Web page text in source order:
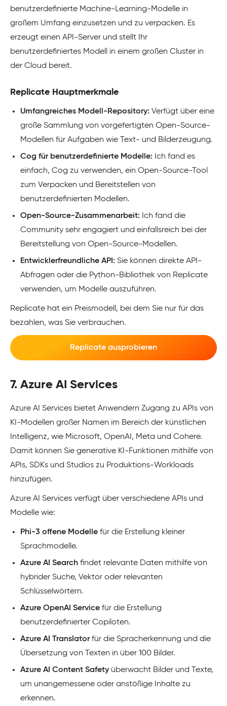
benutzerdefinierte Machine-Learning-Modelle in
großem Umfang einzusetzen und zu verpacken. Es
erzeugt einen API-Server und stellt Ihr
benutzerdefiniertes Modell in einem großen Cluster in
der Cloud bereit.
Replicate Hauptmerkmale
Umfangreiches Modell-Repository: Verfügt über eine
große Sammlung von vorgefertigten Open-Source-
Modellen für Aufgaben wie Text- und Bilderzeugung.
Cog für benutzerdefinierte Modelle: Ich fand es
einfach, Cog zu verwenden, ein Open-Source-Tool
zum Verpacken und Bereitstellen von
benutzerdefinierten Modellen.
Open-Source-Zusammenarbeit: Ich fand die
Community sehr engagiert und einfallsreich bei der
Bereitstellung von Open-Source-Modellen.
Entwicklerfreundliche API: Sie können direkte API-
Abfragen oder die Python-Bibliothek von Replicate
verwenden, um Modelle auszuführen.
Replicate hat ein Preismodell, bei dem Sie nur für das
bezahlen, was Sie verbrauchen.
Replicate ausprobieren
7. Azure AI Services
Azure AI Services bietet Anwendern Zugang zu APIs von
KI-Modellen großer Namen im Bereich der künstlichen
Intelligenz, wie Microsoft, OpenAI, Meta und Cohere.
Damit können Sie generative KI-Funktionen mithilfe von
APIs, SDKs und Studios zu Produktions-Workloads
hinzufügen.
Azure AI Services verfügt über verschiedene APIs und
Modelle wie:
Phi-3 offene Modelle für die Erstellung kleiner
Sprachmodelle.
Azure AI Search findet relevante Daten mithilfe von
hybrider Suche, Vektor oder relevanten
Schlüsselwörtern.
Azure OpenAI Service für die Erstellung
benutzerdefinierter Copiloten.
Azure AI Translatorfür die Spracherkennung und die
Übersetzung von Texten in über 100 Bilder.
Azure AI Content Safety überwacht Bilder und Texte,
um unangemessene oder anstößige Inhalte zu
erkennen.